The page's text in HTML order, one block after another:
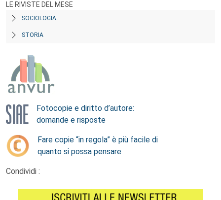
LE RIVISTE DEL MESE
SOCIOLOGIA
STORIA
Fotocopie e diritto d’autore:
domande e risposte
Fare copie “in regola” è più facile di
quanto si possa pensare
Condividi :